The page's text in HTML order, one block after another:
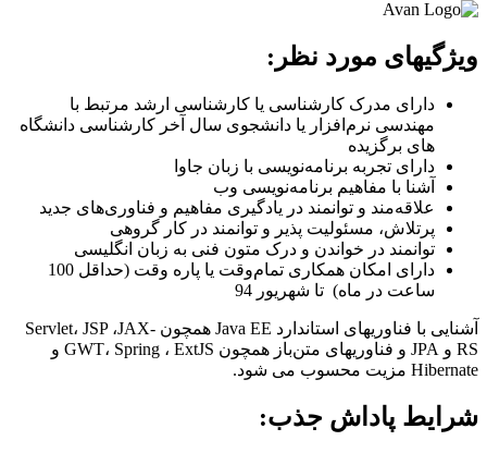
ویژگیهای مورد نظر:
دارای مدرک کارشناسی یا کارشناسی ارشد مرتبط با
مهندسی نرم‌افزار یا دانشجوی سال آخر کارشناسی دانشگاه
های برگزیده
دارای تجربه برنامه‌نویسی با زبان جاوا
آشنا با مفاهیم برنامه‌نویسی وب
علاقه‌مند و توانمند در یادگیری مفاهیم و فناوری‌های جدید
پرتلاش، مسئولیت پذیر و توانمند در کار گروهی
توانمند در خواندن و درک متون فنی به زبان انگلیسی
دارای امکان همکاری تمام‌وقت یا پاره وقت (حداقل 100
ساعت در ماه) تا شهریور 94
آشنایی با فناوریهای استاندارد Java EE همچون Servlet، JSP ،JAX-
RS و JPA و فناوریهای متن‌باز همچون GWT، Spring ، ExtJS و
Hibernate مزیت محسوب می شود.
شرایط پاداش جذب: